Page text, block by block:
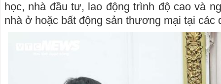
học, nhà đầu tư, lao động trình độ cao và
nhà ở hoặc bất động sản thương mại tại